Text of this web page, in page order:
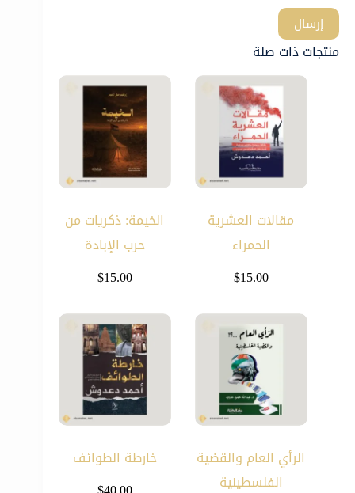
إرسال
منتجات ذات صلة
مقالات العشرية
الحمراء
$15.00
الخيمة: ذكريات من
حرب الإبادة
$15.00
الرأي العام والقضية
الفلسطينية
خارطة الطوائف